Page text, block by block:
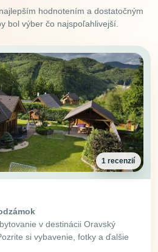
hodnotením a dostatočným
bol výber čo najspoľahlivejší.
1 recenzií
v destinácii Oravský
si vybavenie, fotky a ďalšie